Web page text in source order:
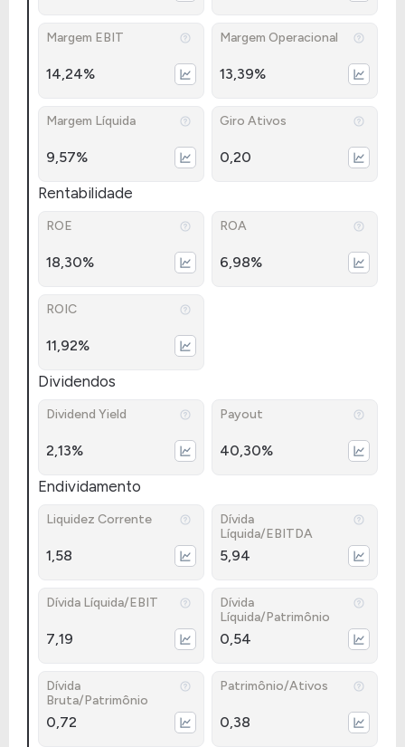
Margem EBIT
14,24%
Margem Operacional
13,39%
Margem Líquida
9,57%
Giro Ativos
0,20
Rentabilidade
ROE
18,30%
ROA
6,98%
ROIC
11,92%
Dividendos
Dividend Yield
2,13%
Payout
40,30%
Endividamento
Liquidez Corrente
1,58
Dívida
Líquida/EBITDA
5,94
Dívida Líquida/EBIT
7,19
Dívida
Líquida/Patrimônio
0,54
Dívida
Bruta/Patrimônio
0,72
Patrimônio/Ativos
0,38